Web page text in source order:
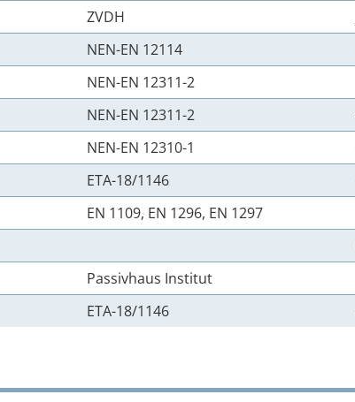
ZVDH
NEN-EN 12114
NEN-EN 12311-2
NEN-EN 12311-2
NEN-EN 12310-1
ETA-18/1146
EN 1109, EN 1296, EN 1297
Passivhaus Institut
ETA-18/1146